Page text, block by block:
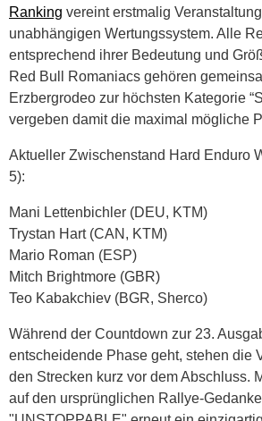
Ranking vereint erstmalig
unabhängigen Wertungssystem. Alle
entsprechend ihrer Bedeutung und
Red Bull Romaniacs gehören
Erzbergrodeo zur höchsten Kategorie
vergeben damit die maximal mögliche
Aktueller Zwischenstand Hard Enduro
5):
Mani Lettenbichler (DEU, KTM)
Trystan Hart (CAN, KTM)
Mario Roman (ESP)
Mitch Brightmore (GBR)
Teo Kabakchiev (BGR, Sherco)
Während der Countdown zur 23.
entscheidende Phase geht, stehen die
den Strecken kurz vor dem Abschluss.
auf den ursprünglichen Rallye-